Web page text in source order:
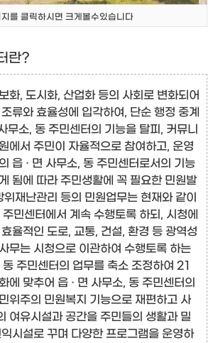
지를 클릭하시면 크게볼수있습니다
란?
화, 도시화, 산업화 등의 사회로 변화되어
류와 효율성에 입각하여, 단순 행정 중계
무소, 동 주민센터의 기능을 탈피, 커뮤니
에서 주민이 자율적으로 참여하고, 운영
읍 · 면 사무소, 동 주민센터로서의 기능
됨에 따라 주민생활에 꼭 필요한 민원발
위재난관리 등의 민원업무는 현재와 같이
주민센터에서 계속 수행토록 하되, 시청에
율적인 도로, 교통, 건설, 환경 등 광역성
무는 시청으로 이관하여 수행토록 하는
동 주민센터의 업무를 축소 조정하여 21
에 맞추어 읍 · 면 사무소, 동 주민센터의
위주의 민원복지 기능으로 재편하고 사
여유시설과 공간을 주민들의 생활과 밀
시설로 꾸며 다양한 프로그램을 운영하